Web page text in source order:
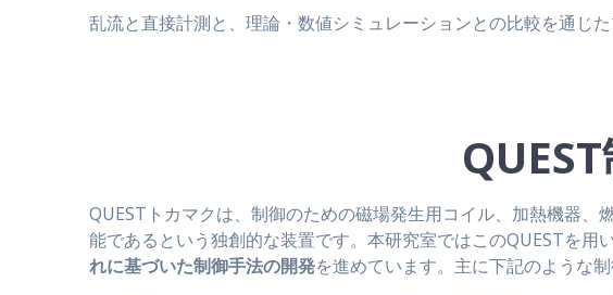
乱流と直接計測と、理論・数値シミュレーションとの比較を通じ
QUESTトカマクは、制御のための磁場発生用コイル、加熱機器
能であるという独創的な装置です。本研究室ではこのQUESTを用
れに基づいた制御手法の開発を進めています。主に下記のような